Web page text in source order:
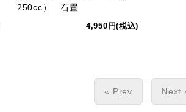
250cc） 石畳
4,950円(税込)
« Prev Next